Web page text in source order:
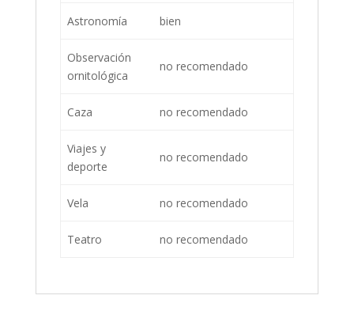
Astronomía bien
Observación
ornitológica
no recomendado
Caza no recomendado
Viajes y
deporte
no recomendado
Vela no recomendado
Teatro no recomendado